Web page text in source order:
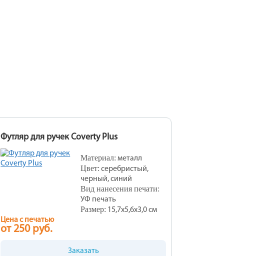
Футляр для ручек Coverty Plus
Материал: металл
Цвет: серебристый,
черный, синий
Вид нанесения печати:
УФ печать
Размер: 15,7x5,6x3,0 см
Цена с печатью
от 250 руб.
Заказать